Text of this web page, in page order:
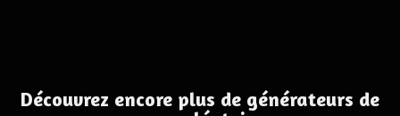
Découvrez encore plus de générateurs de